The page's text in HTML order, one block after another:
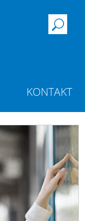
KONTAKT